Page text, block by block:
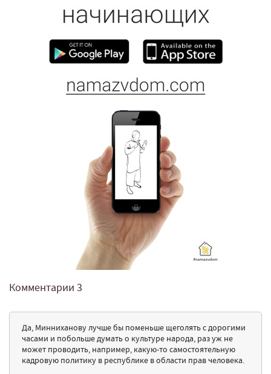
Комментарии 3
Да, Минниханову лучше бы поменьше щеголять с дорогими
часами и побольше думать о культуре народа, раз уж не
может проводить, например, какую-то самостоятельную
кадровую политику в республике в области прав человека.